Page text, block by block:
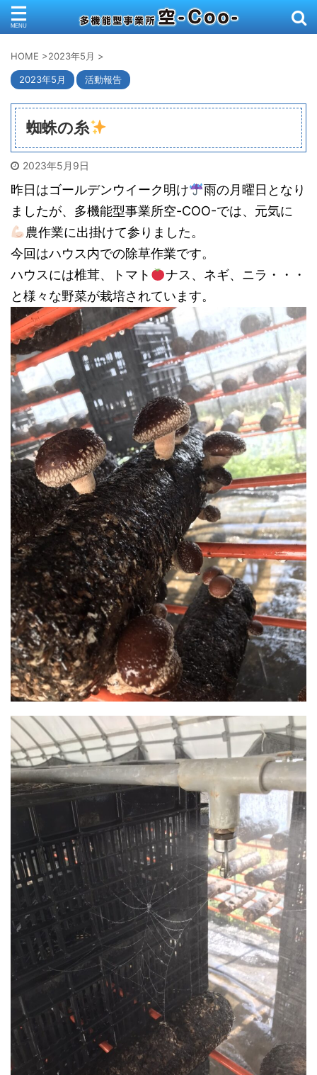
HOME >2023年5月 >
2023年5月 活動報告
蜘蛛の糸
2023年5月9日
昨日はゴールデンウイーク明け
雨の月曜日となり
ましたが、多機能型事業所空-COO-では、元気に
農作業に出掛けて参りました。
今回はハウス内での除草作業です。
ハウスには椎茸、トマト
ナス、ネギ、ニラ・・・
と様々な野菜が栽培されています。